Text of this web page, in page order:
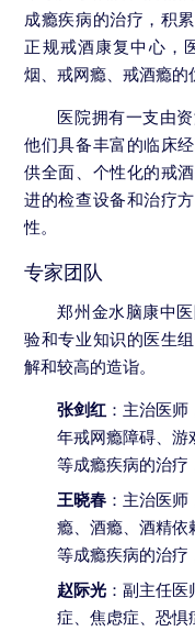
成瘾疾病的治疗，积
正规戒酒康复中心，
烟、戒网瘾、戒酒瘾的
医院拥有一支由
他们具备丰富的临床
供全面、个性化的戒
进的检查设备和治疗
性。
专家团队
郑州金水脑康中
验和专业知识的医生
解和较高的造诣。
张剑红 ：主治医
年戒网瘾障碍、游
等成瘾疾病的治疗
王晓春 ：主治医
瘾、酒瘾、酒精依
等成瘾疾病的治疗
赵际光 ：副主任
症、焦虑症、恐惧